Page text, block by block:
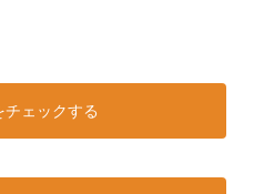
ェックする